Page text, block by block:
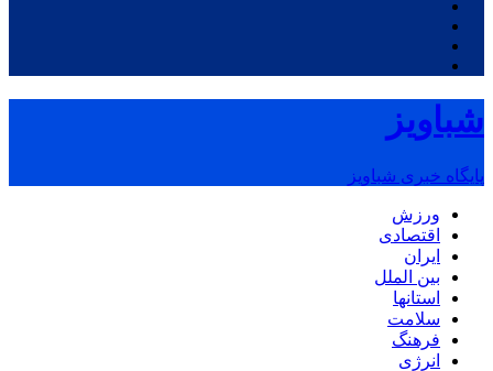
شباویز
پایگاه خبری شباویز
ورزش
اقتصادی
ایران
بین الملل
استانها
سلامت
فرهنگ
انرژی